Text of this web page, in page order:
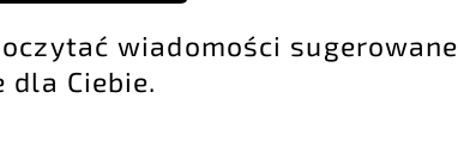
wiadomości sugerowane
Ciebie.